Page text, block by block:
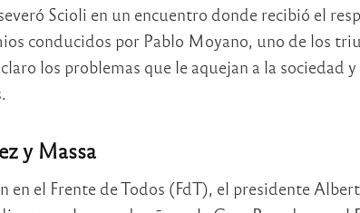
Scioli en un encuentro donde recibió el
conducidos por Pablo Moyano, uno de los
los problemas que le aquejan a la sociedad
y Massa
en el Frente de Todos (FdT), el presidente